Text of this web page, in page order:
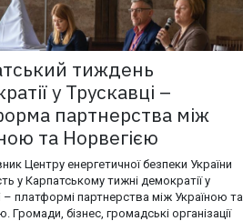
тиждень
у Трускавці –
партнерства між
та Норвегією
Центру енергетичної безпеки України
у Карпатському тижні демократії у
– платформі партнерства між Україною та
Громади, бізнес, громадські організації